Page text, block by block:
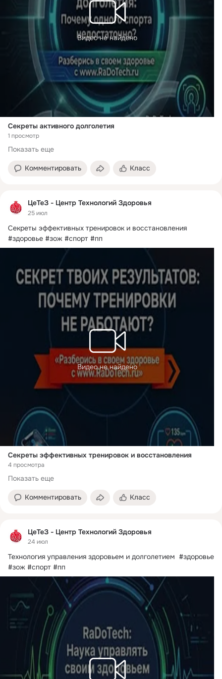
Видео не найдено
Секреты активного долголетия
1 просмотр
Показать еще
Комментировать Класс
ЦеТеЗ - Центр Технологий Здоровья
25 июл
Секреты эффективных тренировок и восстановления
#здоровье #зож #спорт #пп
Видео не найдено
Секреты эффективных тренировок и восстановления
4 просмотра
Показать еще
Комментировать Класс
ЦеТеЗ - Центр Технологий Здоровья
24 июл
Технология управления здоровьем и долголетием  #здоровье
#зож #спорт #пп